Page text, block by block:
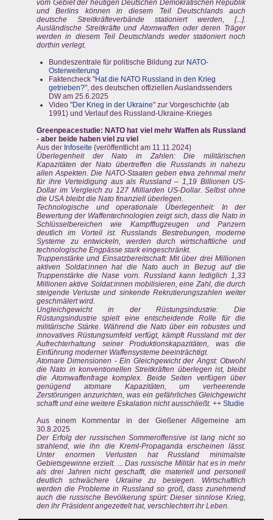
vom Gebiet der heutigen Deutschen Demokratischen Republik
und Berlins können in diesem Teil Deutschlands auch
deutsche Streitkräfteverbände stationiert werden, [...].
Ausländische Streitkräfte und Atomwaffen oder deren Träger
werden in diesem Teil Deutschlands weder stationiert noch
dorthin verlegt.
Bundeszentrale für politische Bildung zur NATO-
Osterweiterung
Faktencheck "Hat die NATO Russland in den Krieg
getrieben?", des deutschen offiziellen Auslandssenders
DW am 25.6.2025
Video "Der Krieg in der Ukraine" zur Vorgeschichte (ab
1991) und Verlauf des Russland-Ukraine-Krieges
Greenpeacestudie: NATO hat viel mehr Waffen als Russland
- aber beide haben viel zu viel
Aus der Infoseite (veröffentlicht am 11.11.2024)
Überlegenheit der Nato in Zahlen: Die militärischen
Kapazitäten der Nato übertreffen die Russlands in nahezu
allen Aspekten. Die NATO-Staaten geben etwa zehnmal mehr
für ihre Verteidigung aus als Russland – 1,19 Billionen US-
Dollar im Vergleich zu 127 Milliarden US-Dollar. Selbst ohne
die USA bleibt die Nato finanziell überlegen.
Technologische und operationale Überlegenheit: In der
Bewertung der Waffentechnologien zeigt sich, dass die Nato in
Schlüsselbereichen wie Kampfflugzeugen und Panzern
deutlich im Vorteil ist. Russlands Bestrebungen, moderne
Systeme zu entwickeln, werden durch wirtschaftliche und
technologische Engpässe stark eingeschränkt.
Truppenstärke und Einsatzbereitschaft: Mit über drei Millionen
aktiven Soldat:innen hat die Nato auch in Bezug auf die
Truppenstärke die Nase vorn. Russland kann lediglich 1,33
Millionen aktive Soldat:innen mobilisieren, eine Zahl, die durch
steigende Verluste und sinkende Rekrutierungszahlen weiter
geschmälert wird.
Ungleichgewicht in der Rüstungsindustrie: Die
Rüstungsindustrie spielt eine entscheidende Rolle für die
militärische Stärke. Während die Nato über ein robustes und
innovatives Rüstungsumfeld verfügt, kämpft Russland mit der
Aufrechterhaltung seiner Produktionskapazitäten, was die
Einführung moderner Waffensysteme beeinträchtigt.
Atomare Dimensionen - Ein Gleichgewicht der Angst: Obwohl
die Nato in konventionellen Streitkräften überlegen ist, bleibt
die Atomwaffenfrage komplex. Beide Seiten verfügen über
genügend atomare Kapazitäten, um verheerende
Zerstörungen anzurichten, was ein gefährliches Gleichgewicht
schafft und eine weitere Eskalation nicht ausschließt. ++ Studie
Aus einem Kommentar in der Gießener Allgemeine am
30.8.2025
Der Erfolg der russischen Sommeroffensive ist lang nicht so
strahlend, wie ihn die Kreml-Propaganda erscheinen lässt.
Unter enormen Verlusten hat Russland minimalste
Gebietsgewinne erzielt. ... Das russische Militär hat es in mehr
als drei Jahren nicht geschafft, die materiell und personell
deutlich schwächere Ukraine zu besiegen. Wirtschaftlich
werden die Probleme in Russland so groß, dass zunehmend
auch die russische Bevölkerung spürt: Dieser sinnlose Krieg,
den ihr Präsident angezettelt hat, verschlechtert ihr Leben.